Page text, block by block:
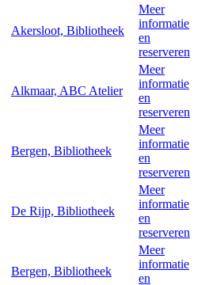
Akersloot, Bibliotheek
Meer
informatie
en
reserveren
Alkmaar, ABC Atelier
Meer
informatie
en
reserveren
Bergen, Bibliotheek
Meer
informatie
en
reserveren
De Rijp, Bibliotheek
Meer
informatie
en
reserveren
Bergen, Bibliotheek
Meer
informatie
en